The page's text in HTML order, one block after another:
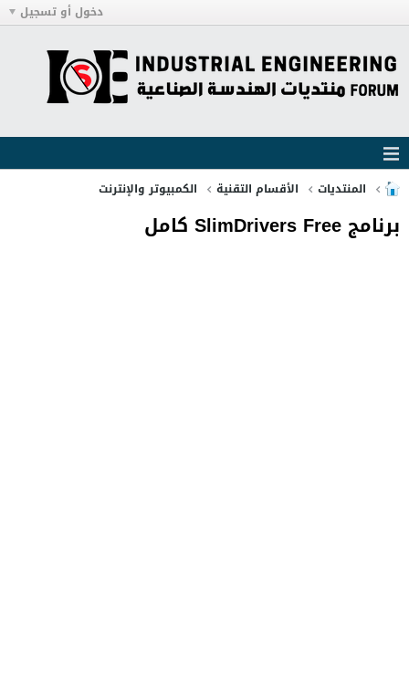
دخول أو تسجيل
المنتديات الأقسام التقنية الكمبيوتر والإنترنت
برنامج SlimDrivers Free كامل